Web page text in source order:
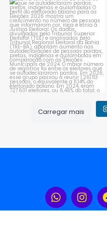
Bahia tem aumento de eleitores
que se autodeclaram...
1 0
Carregar mais